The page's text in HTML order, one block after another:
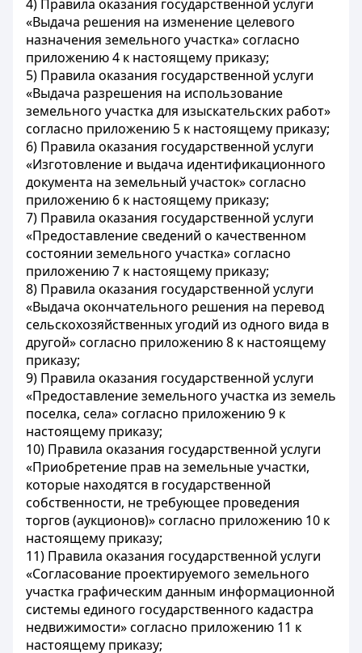
4) Правила оказания государственной услуги
«Выдача решения на изменение целевого
назначения земельного участка» согласно
приложению 4 к настоящему приказу;
5) Правила оказания государственной услуги
«Выдача разрешения на использование
земельного участка для изыскательских работ»
согласно приложению 5 к настоящему приказу;
6) Правила оказания государственной услуги
«Изготовление и выдача идентификационного
документа на земельный участок» согласно
приложению 6 к настоящему приказу;
7) Правила оказания государственной услуги
«Предоставление сведений о качественном
состоянии земельного участка» согласно
приложению 7 к настоящему приказу;
8) Правила оказания государственной услуги
«Выдача окончательного решения на перевод
сельскохозяйственных угодий из одного вида в
другой» согласно приложению 8 к настоящему
приказу;
9) Правила оказания государственной услуги
«Предоставление земельного участка из земель
поселка, села» согласно приложению 9 к
настоящему приказу;
10) Правила оказания государственной услуги
«Приобретение прав на земельные участки,
которые находятся в государственной
собственности, не требующее проведения
торгов (аукционов)» согласно приложению 10 к
настоящему приказу;
11) Правила оказания государственной услуги
«Согласование проектируемого земельного
участка графическим данным информационной
системы единого государственного кадастра
недвижимости» согласно приложению 11 к
настоящему приказу;